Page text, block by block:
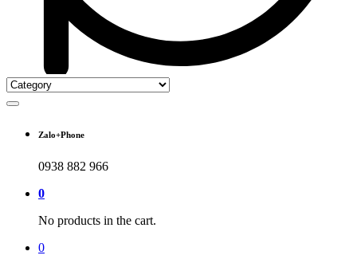
Zalo+Phone
0938 882 966
0
No products in the cart.
0